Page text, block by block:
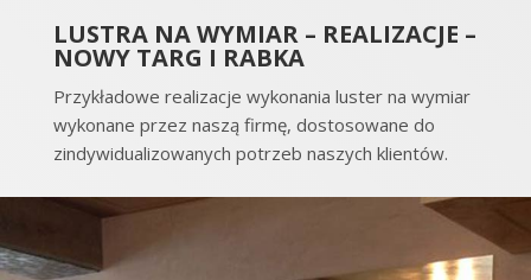
LUSTRA NA WYMIAR – REALIZACJE –
NOWY TARG I RABKA
Przykładowe realizacje wykonania luster na wymiar
wykonane przez naszą firmę, dostosowane do
zindywidualizowanych potrzeb naszych klientów.